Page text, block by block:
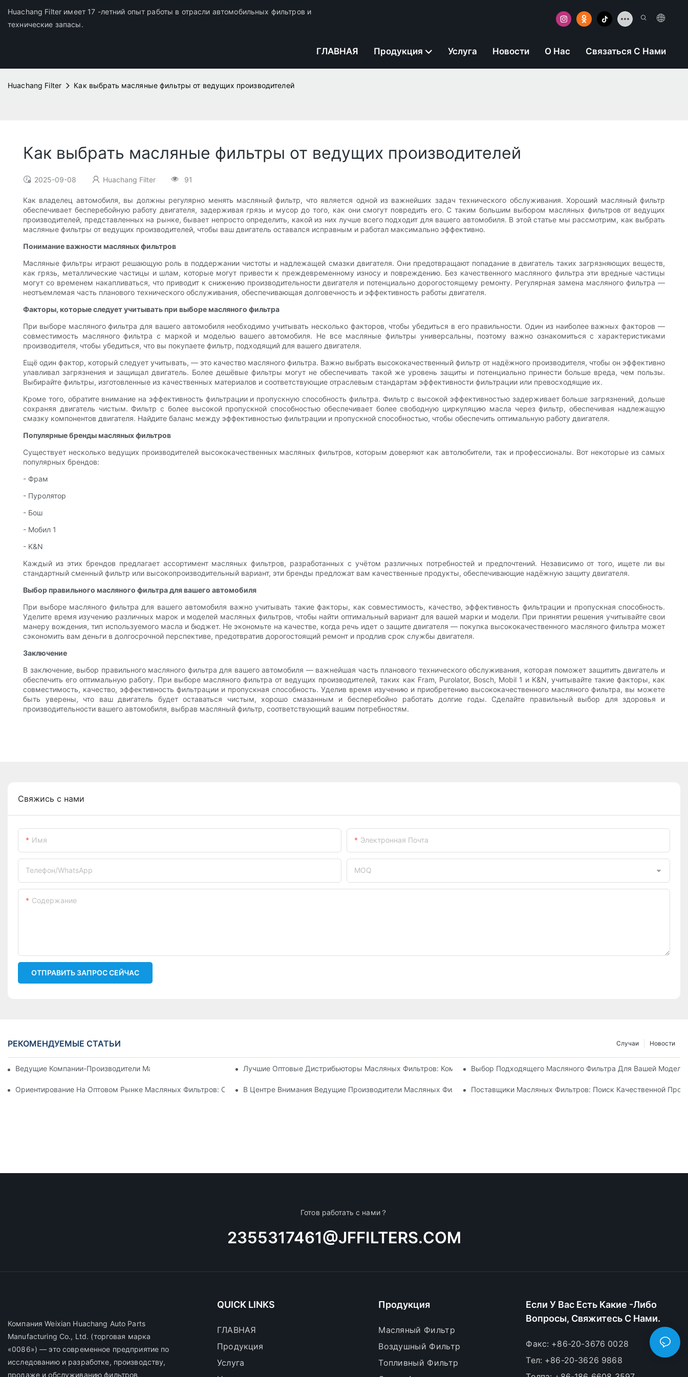
Huachang Filter имеет 17 -летний опыт работы в отрасли автомобильных фильтров и
технические запасы.
ГЛАВНАЯ Продукция Услуга Новости О Нас Связаться С Нами
Huachang Filter Как выбрать масляные фильтры от ведущих производителей
Как выбрать масляные фильтры от ведущих производителей
2025-09-08 Huachang Filter 91
Как владелец автомобиля, вы должны регулярно менять масляный фильтр, что является одной из важнейших задач технического обслуживания. Хороший масляный фильтр
обеспечивает бесперебойную работу двигателя, задерживая грязь и мусор до того, как они смогут повредить его. С таким большим выбором масляных фильтров от ведущих
производителей, представленных на рынке, бывает непросто определить, какой из них лучше всего подходит для вашего автомобиля. В этой статье мы рассмотрим, как выбрать
масляные фильтры от ведущих производителей, чтобы ваш двигатель оставался исправным и работал максимально эффективно.
Понимание важности масляных фильтров
Масляные фильтры играют решающую роль в поддержании чистоты и надлежащей смазки двигателя. Они предотвращают попадание в двигатель таких загрязняющих веществ,
как грязь, металлические частицы и шлам, которые могут привести к преждевременному износу и повреждению. Без качественного масляного фильтра эти вредные частицы
могут со временем накапливаться, что приводит к снижению производительности двигателя и потенциально дорогостоящему ремонту. Регулярная замена масляного фильтра —
неотъемлемая часть планового технического обслуживания, обеспечивающая долговечность и эффективность работы двигателя.
Факторы, которые следует учитывать при выборе масляного фильтра
При выборе масляного фильтра для вашего автомобиля необходимо учитывать несколько факторов, чтобы убедиться в его правильности. Один из наиболее важных факторов —
совместимость масляного фильтра с маркой и моделью вашего автомобиля. Не все масляные фильтры универсальны, поэтому важно ознакомиться с характеристиками
производителя, чтобы убедиться, что вы покупаете фильтр, подходящий для вашего двигателя.
Ещё один фактор, который следует учитывать, — это качество масляного фильтра. Важно выбрать высококачественный фильтр от надёжного производителя, чтобы он эффективно
улавливал загрязнения и защищал двигатель. Более дешёвые фильтры могут не обеспечивать такой же уровень защиты и потенциально принести больше вреда, чем пользы.
Выбирайте фильтры, изготовленные из качественных материалов и соответствующие отраслевым стандартам эффективности фильтрации или превосходящие их.
Кроме того, обратите внимание на эффективность фильтрации и пропускную способность фильтра. Фильтр с высокой эффективностью задерживает больше загрязнений, дольше
сохраняя двигатель чистым. Фильтр с более высокой пропускной способностью обеспечивает более свободную циркуляцию масла через фильтр, обеспечивая надлежащую
смазку компонентов двигателя. Найдите баланс между эффективностью фильтрации и пропускной способностью, чтобы обеспечить оптимальную работу двигателя.
Популярные бренды масляных фильтров
Существует несколько ведущих производителей высококачественных масляных фильтров, которым доверяют как автолюбители, так и профессионалы. Вот некоторые из самых
популярных брендов:
- Фрам
- Пуролятор
- Бош
- Мобил 1
- K&N
Каждый из этих брендов предлагает ассортимент масляных фильтров, разработанных с учётом различных потребностей и предпочтений. Независимо от того, ищете ли вы
стандартный сменный фильтр или высокопроизводительный вариант, эти бренды предложат вам качественные продукты, обеспечивающие надёжную защиту двигателя.
Выбор правильного масляного фильтра для вашего автомобиля
При выборе масляного фильтра для вашего автомобиля важно учитывать такие факторы, как совместимость, качество, эффективность фильтрации и пропускная способность.
Уделите время изучению различных марок и моделей масляных фильтров, чтобы найти оптимальный вариант для вашей марки и модели. При принятии решения учитывайте свои
манеру вождения, тип используемого масла и бюджет. Не экономьте на качестве, когда речь идет о защите двигателя — покупка высококачественного масляного фильтра может
сэкономить вам деньги в долгосрочной перспективе, предотвратив дорогостоящий ремонт и продлив срок службы двигателя.
Заключение
В заключение, выбор правильного масляного фильтра для вашего автомобиля — важнейшая часть планового технического обслуживания, которая поможет защитить двигатель и
обеспечить его оптимальную работу. При выборе масляного фильтра от ведущих производителей, таких как Fram, Purolator, Bosch, Mobil 1 и K&N, учитывайте такие факторы, как
совместимость, качество, эффективность фильтрации и пропускная способность. Уделив время изучению и приобретению высококачественного масляного фильтра, вы можете
быть уверены, что ваш двигатель будет оставаться чистым, хорошо смазанным и бесперебойно работать долгие годы. Сделайте правильный выбор для здоровья и
производительности вашего автомобиля, выбрав масляный фильтр, соответствующий вашим потребностям.
Свяжись с нами
Имя Электронная Почта
Телефон/WhatsApp MOQ
Содержание
ОТПРАВИТЬ ЗАПРОС СЕЙЧАС
РЕКОМЕНДУЕМЫЕ СТАТЬИ Новости
Случаи
Ведущие Компании-Производители Масляных Фильтров: Всесторонний ОбзорЛучшие Оптовые Дистрибьюторы Масляных Фильтров: Кому Доверять?Выбор Подходящего Масляного Фильтра Для Вашей
Ориентирование На Оптовом Рынке Масляных Фильтров: Советы И РекомендацииВ Центре Внимания Ведущие Производители Масляных Фильтров И Их ИнновацииПоставщики Масляных Фильтров: Поиск Качественной
Готов работать с нами？
2355317461@JFFILTERS.COM
Компания Weixian Huachang Auto Parts
Manufacturing Co., Ltd. (торговая марка
«0086») — это современное предприятие по
исследованию и разработке, производству,
продаже и обслуживанию фильтров,
QUICK LINKS
ГЛАВНАЯ
Продукция
Услуга
Продукция
Масляный Фильтр
Воздушный Фильтр
Топливный Фильтр
Если У Вас Есть Какие -либо
Вопросы, Свяжитесь С Нами.
Факс: +86-20-3676 0028
Тел: +86-20-3626 9868